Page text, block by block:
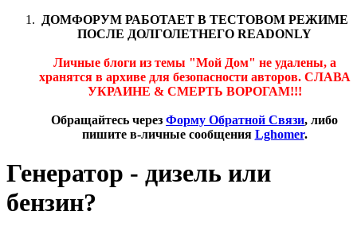
ДОМФОРУМ РАБОТАЕТ В ТЕСТОВОМ РЕЖИМЕ
ПОСЛЕ ДОЛГОЛЕТНЕГО READONLY
Личные блоги из темы "Мой Дом" не удалены, а
хранятся в архиве для безопасности авторов. СЛАВА
УКРАИНЕ & СМЕРТЬ ВОРОГАМ!!!
Обращайтесь через Форму Обратной Связи, либо
пишите в-личные сообщения Lghomer.
Генератор - дизель или
бензин?